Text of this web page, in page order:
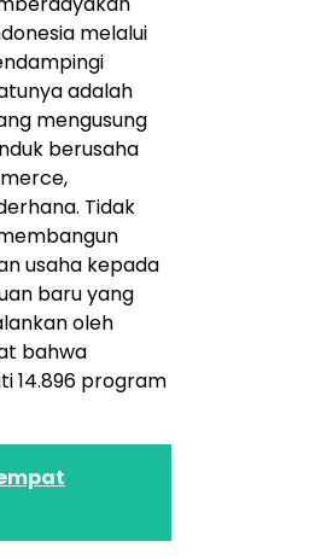
melalui
adalah
mengusung
berusaha
Tidak
usaha kepada
baru yang
oleh
bahwa
14.896 program